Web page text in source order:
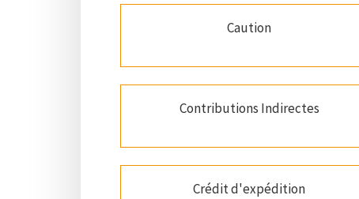
Caution
Contributions Indirectes
Crédit d'expédition